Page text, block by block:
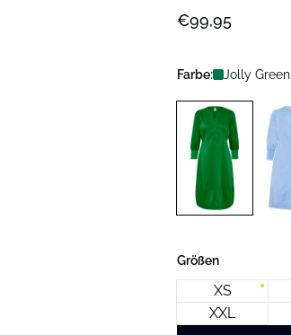
€99,95
Farbe: Jolly Green
Größen
XS
XXL